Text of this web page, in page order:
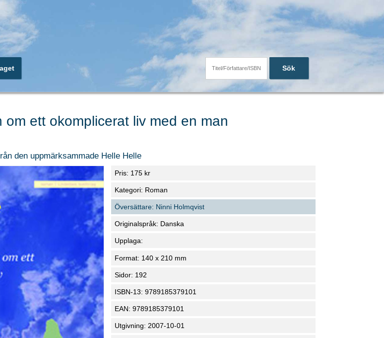
Sök
om ett okomplicerat liv med en man
den uppmärksammade Helle Helle
Pris: 175 kr
Kategori: Roman
Översättare: Ninni Holmqvist
Originalspråk: Danska
Upplaga:
Format: 140 x 210 mm
Sidor: 192
ISBN-13: 9789185379101
EAN: 9789185379101
Utgivning: 2007-10-01